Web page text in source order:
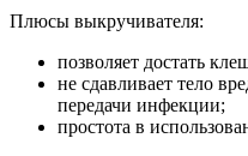
Плюсы выкручивателя:
позволяет достать
не сдавливает тело
передачи инфекции;
простота в